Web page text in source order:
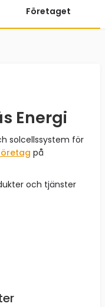
Företaget
Energi
solcellssystem för
på
och tjänster